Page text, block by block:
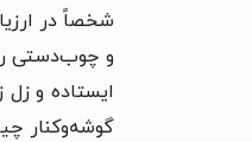
شخصاً در
و چوب‌دستی
ایستاده و
گوشه‌وکنار